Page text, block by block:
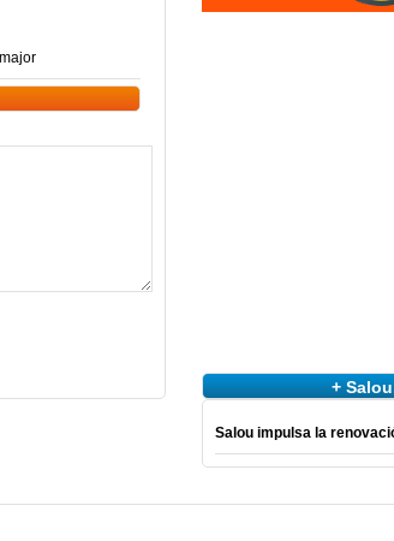
+
Salou impulsa la